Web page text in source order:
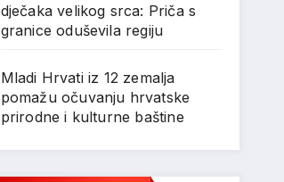
dječaka velikog srca: Priča s
granice oduševila regiju
Mladi Hrvati iz 12 zemalja
pomažu očuvanju hrvatske
prirodne i kulturne baštine